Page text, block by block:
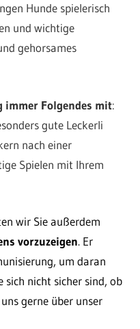
Hunde spielerisch
und wichtige
gehorsames
immer Folgendes mit:
gute Leckerli
nach einer
Spielen mit Ihrem
wir Sie außerdem
vorzuzeigen. Er
um daran
sich nicht sicher sind, ob
gerne über unser